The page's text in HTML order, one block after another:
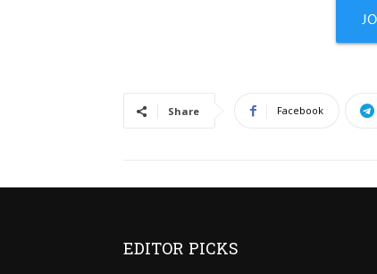
Share Facebook
EDITOR PICKS